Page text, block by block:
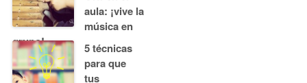
aula: ¡vive la
música en
grupo!
5 técnicas
para que
tus